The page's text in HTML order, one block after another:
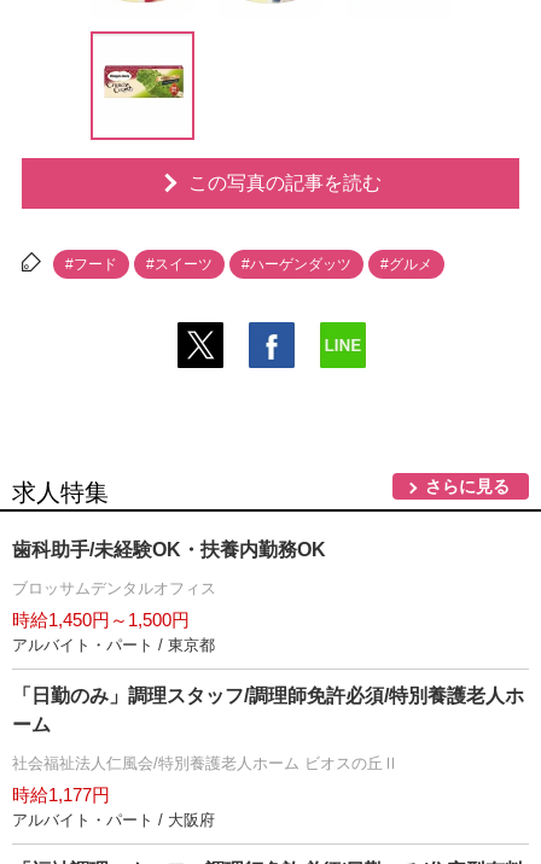
この写真の記事を読む
#フード #スイーツ #ハーゲンダッツ #グルメ
求人特集 さらに見る
歯科助手/未経験OK・扶養内勤務OK
ブロッサムデンタルオフィス
時給1,450円～1,500円
アルバイト・パート / 東京都
「日勤のみ」調理スタッフ/調理師免許必須/特別養護老人ホ
ーム
社会福祉法人仁風会/特別養護老人ホーム ビオスの丘Ⅱ
時給1,177円
アルバイト・パート / 大阪府